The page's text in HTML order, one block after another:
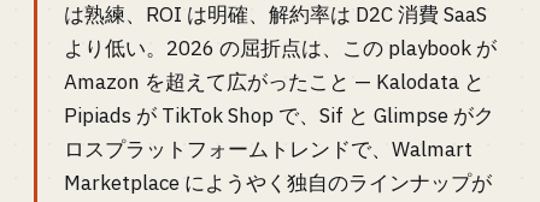
は熟練、ROI は明確、解約率は D2C 消費 SaaS
より低い。2026 の屈折点は、この playbook が
Amazon を超えて広がったこと — Kalodata と
Pipiads が TikTok Shop で、Sif と Glimpse がク
ロスプラットフォームトレンドで、Walmart
Marketplace にようやく独自のラインナップが